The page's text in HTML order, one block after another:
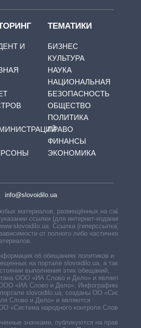
И
ТЕМАТИКИ
БИЗНЕС
КУЛЬТУРА
НАУКА
НАЦИОНАЛЬНАЯ
БЕЗОПАСНОСТЬ
ОБЩЕСТВО
ПОЛИТИКА
ПРАВО
ФИНАНСЫ
ЭКОНОМИКА
info@slovoidilo.ua
материалов, размещённых на сайте,
ссылки (для интернет-изданий —
Ссылка (гиперссылка)
от полного либо частичного
об обещаниях политиков и
на портале slovoidilo.ua, а также
выполнения этих обещаний,
ООО «ИА Слово и Дело» и является
«ИА Слово и Дело». Инфографики,
slovoidilo.ua, созданы ОО «Система
Слово и Дело» и являются
«Система народного контроля Слово и
значками, публикуются на правах